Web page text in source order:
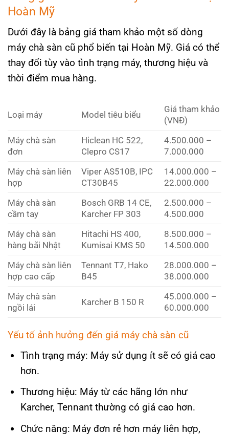
Hoàn Mỹ
Dưới đây là bảng giá tham khảo một số dòng
máy chà sàn cũ phổ biến tại Hoàn Mỹ. Giá có thể
thay đổi tùy vào tình trạng máy, thương hiệu và
thời điểm mua hàng.
Loại máy Model tiêu biểu
Giá tham khảo
(VNĐ)
Máy chà sàn
đơn
Hiclean HC 522,
Clepro CS17
4.500.000 –
7.000.000
Máy chà sàn liên
hợp
Viper AS510B, IPC
CT30B45
14.000.000 –
22.000.000
Máy chà sàn
cầm tay
Bosch GRB 14 CE,
Karcher FP 303
2.500.000 –
4.500.000
Máy chà sàn
hàng bãi Nhật
Hitachi HS 400,
Kumisai KMS 50
8.500.000 –
14.500.000
Máy chà sàn liên
hợp cao cấp
Tennant T7, Hako
B45
28.000.000 –
38.000.000
Máy chà sàn
ngồi lái
Karcher B 150 R
45.000.000 –
60.000.000
Yếu tố ảnh hưởng đến giá máy chà sàn cũ
Tình trạng máy: Máy sử dụng ít sẽ có giá cao
hơn.
Thương hiệu: Máy từ các hãng lớn như
Karcher, Tennant thường có giá cao hơn.
Chức năng: Máy đơn rẻ hơn máy liên hợp,